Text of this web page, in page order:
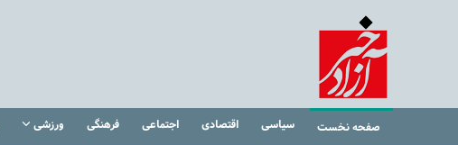
صفحه نخست سیاسی اقتصادی اجتماعی فرهنگی ورزشی